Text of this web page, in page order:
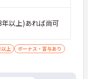
以上)あれば尚可
上
ボーナス・賞与あり